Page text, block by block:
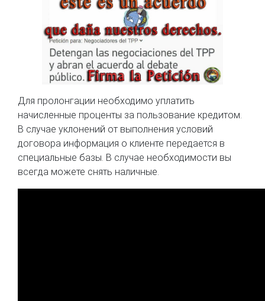
Для пролонгации необходимо уплатить
начисленные проценты за пользование кредитом.
В случае уклонений от выполнения условий
договора информация о клиенте передается в
специальные базы. В случае необходимости вы
всегда можете снять наличные.